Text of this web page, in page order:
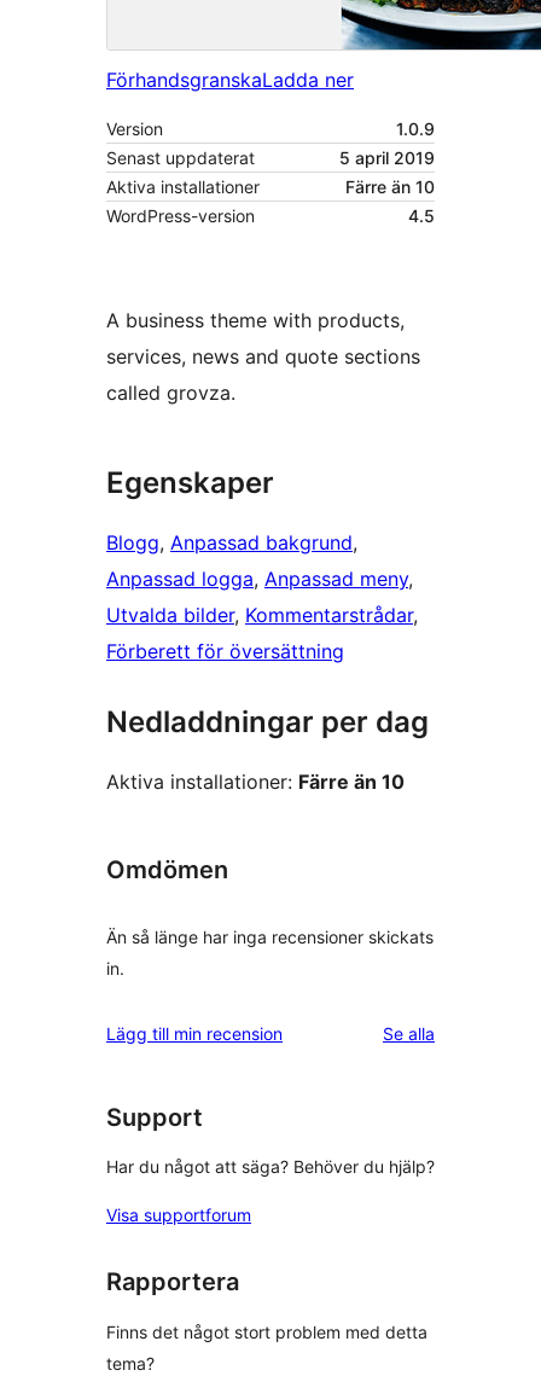
FörhandsgranskaLadda ner
Version
1.0.9
Senast uppdaterat
5 april 2019
Aktiva installationer
Färre än 10
WordPress-version
4.5
A business theme with products,
services, news and quote sections
called grovza.
Egenskaper
Blogg, Anpassad bakgrund
Anpassad logga, Anpassad meny
Utvalda bilder, Kommentarstrådar
Förberett för översättning
Nedladdningar per dag
Aktiva installationer: Färre än 10
Omdömen
Än så länge har inga recensioner skickats
in.
Lägg till min recension Se alla
Support
Har du något att säga? Behöver du hjälp?
Visa supportforum
Rapportera
Finns det något stort problem med detta
tema?